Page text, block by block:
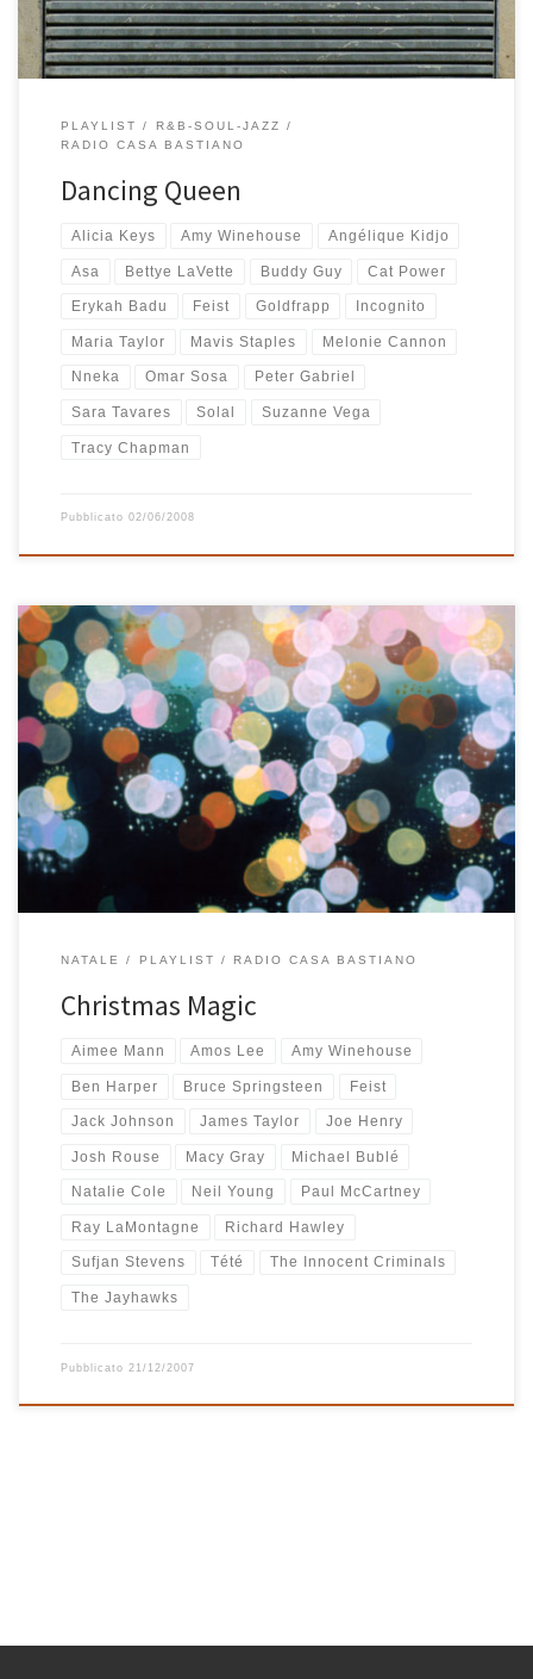
PLAYLIST
R&B-SOUL-JAZZ
RADIO CASA BASTIANO
Dancing Queen
Alicia Keys Amy Winehouse Angélique Kidjo
Asa Bettye LaVette Buddy Guy Cat Power
Erykah Badu Feist Goldfrapp Incognito
Maria Taylor Mavis Staples Melonie Cannon
Nneka Omar Sosa Peter Gabriel
Sara Tavares Solal Suzanne Vega
Tracy Chapman
Pubblicato 02/06/2008
Come sempre… la playlist di Natale! BUON NATALE! BUON NATALE!
BUON NATALE! BUON NATALE! BUON NATALE! BUON NATALE! BUON
NATALE! BUON NATALE! BUON NATALE! BUON NATALE! BUON NATALE!
BUON NATALE! BUON NATALE! BUON NATALE! BUON NATALE! BUON
NATALE! BUON NATALE! BUON NATALE! Christmas Magic – 22 brani –
1:18:54 di […]
NATALE PLAYLIST RADIO CASA BASTIANO
Christmas Magic
Aimee Mann Amos Lee Amy Winehouse
Ben Harper Bruce Springsteen Feist
Jack Johnson James Taylor Joe Henry
Josh Rouse Macy Gray Michael Bublé
Natalie Cole Neil Young Paul McCartney
Ray LaMontagne Richard Hawley
Sufjan Stevens Tété The Innocent Criminals
The Jayhawks
Pubblicato 21/12/2007